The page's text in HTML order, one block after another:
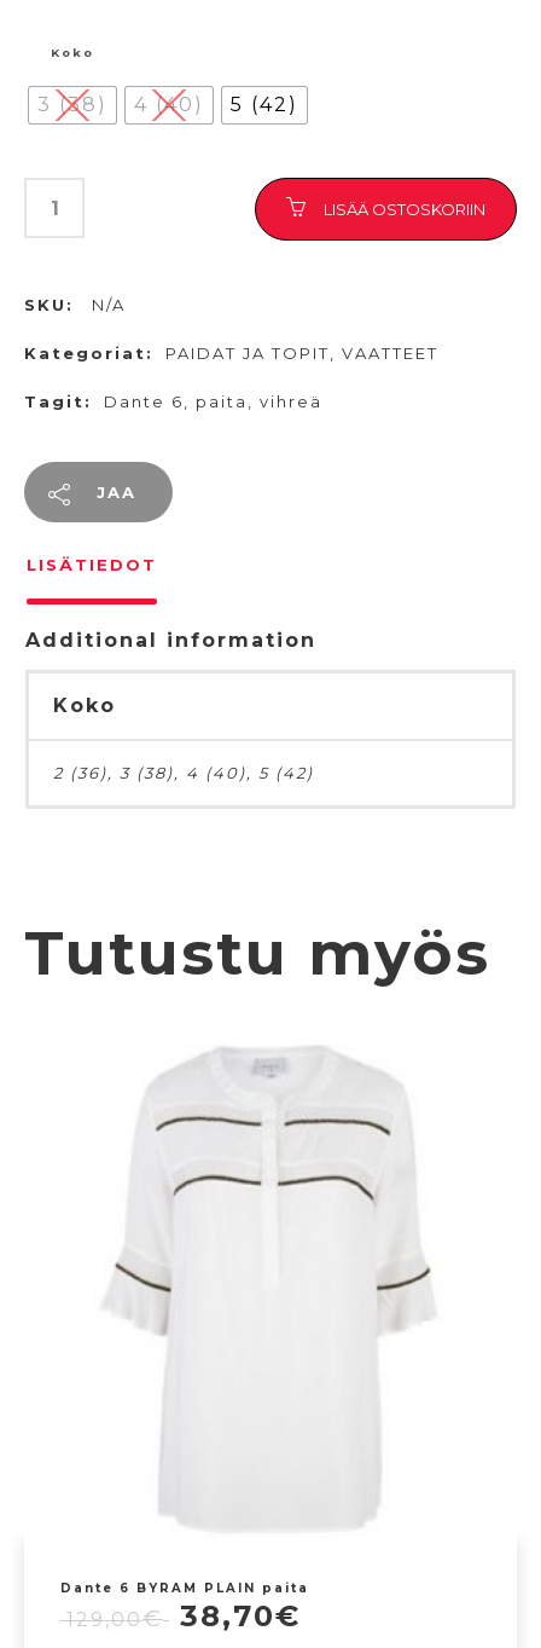
Koko
3 (38) 4 (40) 5 (42)
LISÄÄ OSTOSKORIIN
SKU: N/A
Kategoriat: PAIDAT JA TOPIT VAATTEET
Tagit: Dante 6 paita vihreä
JAA
LISÄTIEDOT
Additional information
Koko
2 (36), 3 (38), 4 (40), 5 (42)
Tutustu myös
Dante 6 BYRAM PLAIN paita
129,00€
Alkuperäinen
38,70€